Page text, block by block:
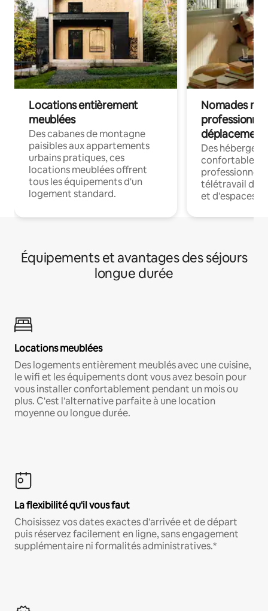
Locations entièrement
meublées
Des cabanes de montagne
paisibles aux appartements
urbains pratiques, ces
locations meublées offrent
tous les équipements d'un
logement standard.
Nomades
déplacement
Des
confortables
professionnels
télétravail
et d'espaces
Équipements et avantages des séjours
longue durée
Locations meublées
Des logements entièrement meublés avec une cuisine,
le wifi et les équipements dont vous avez besoin pour
vous installer confortablement pendant un mois ou
plus. C'est l'alternative parfaite à une location
moyenne ou longue durée.
La flexibilité qu'il vous faut
Choisissez vos dates exactes d'arrivée et de départ
puis réservez facilement en ligne, sans engagement
supplémentaire ni formalités administratives.*